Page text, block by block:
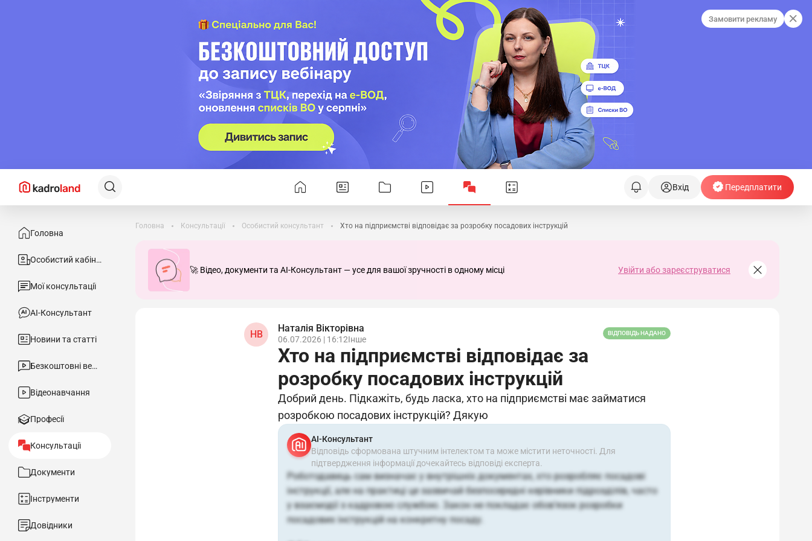
Замовити рекламу
Вхід Передплатити
Головна
Особистий кабінет
Мої консультації
АІ-Консультант
Новини та статті
Безкоштовні вебінари
Відеонавчання
Професії
Консультації
Документи
Інструменти
Довідники
Головна Консультації Особистий консультант Хто на підприємстві відповідає за розробку посадових інструкцій
🚀 Відео, документи та AI-Консультант — усе для вашої зручності в одному місці Увійти або зареєструватися
НВ
Наталія Вікторівна
06.07.2026 | 16:12Інше
ВІДПОВІДЬ НАДАНО
Хто на підприємстві відповідає за
розробку посадових інструкцій
Добрий день. Підкажіть, будь ласка, хто на підприємстві має займатися
розробкою посадових інструкцій? Дякую
АІ-Консультант
Відповідь сформована штучним інтелектом та може містити неточності. Для
підтвердження інформації дочекайтесь відповіді експерта.
Роботодавець сам визначає у внутрішніх документах, хто розробляє посадові
інструкції, але на практиці це зазвичай безпосередні керівники підрозділів, часто
у взаємодії з кадровою службою. Закон не покладає обов’язок розробки
посадових інструкцій на конкретну посаду.